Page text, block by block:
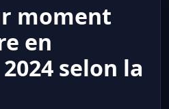
moment
en
selon la